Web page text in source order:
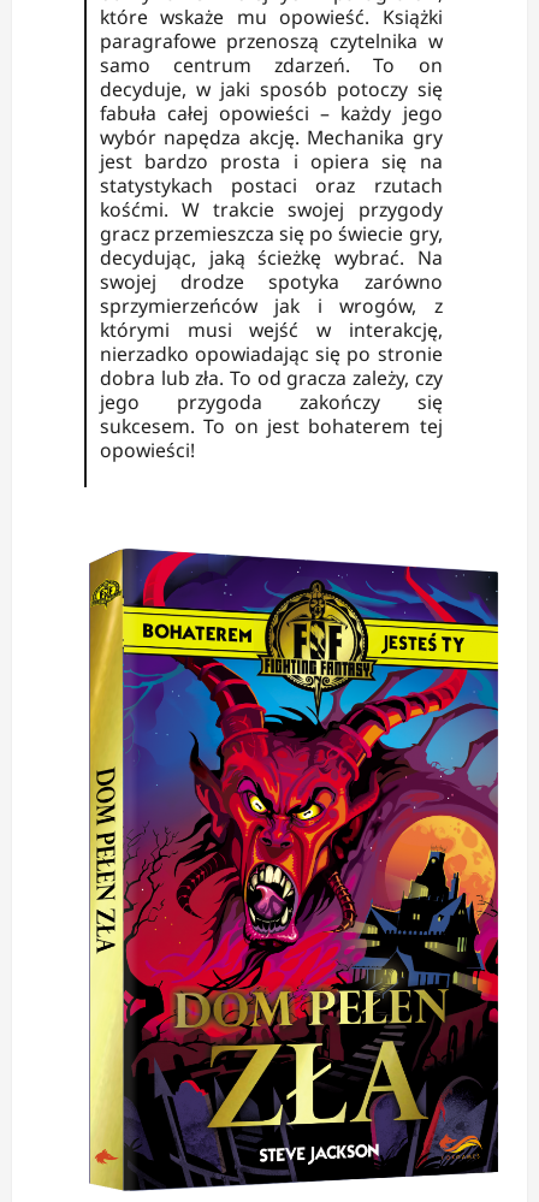
które wskaże mu opowieść. Książki
paragrafowe przenoszą czytelnika w
samo centrum zdarzeń. To on
decyduje, w jaki sposób potoczy się
fabuła całej opowieści – każdy jego
wybór napędza akcję. Mechanika gry
jest bardzo prosta i opiera się na
statystykach postaci oraz rzutach
kośćmi. W trakcie swojej przygody
gracz przemieszcza się po świecie gry,
decydując, jaką ścieżkę wybrać. Na
swojej drodze spotyka zarówno
sprzymierzeńców jak i wrogów, z
którymi musi wejść w interakcję,
nierzadko opowiadając się po stronie
dobra lub zła. To od gracza zależy, czy
jego przygoda zakończy się
sukcesem. To on jest bohaterem tej
opowieści!